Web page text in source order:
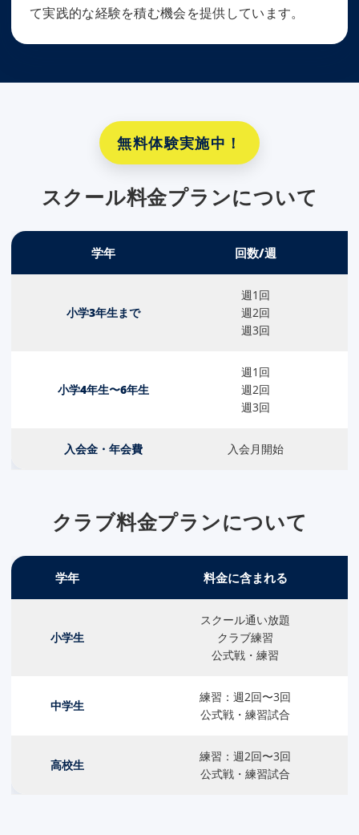
て実践的な経験を積む機会を提供しています。
無料体験実施中！
スクール料金プランについて
学年 回数/週
小学3年生まで
週1回
週2回
週3回
小学4年生〜6年生
週1回
週2回
週3回
入会金・年会費 入会月開始
クラブ料金プランについて
学年 料金に含まれる
小学生
スクール通い放題
クラブ練習
公式戦・練習
中学生
練習：週2回〜3回
公式戦・練習試合
高校生
練習：週2回〜3回
公式戦・練習試合